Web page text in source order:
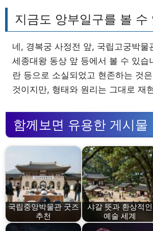
지금도 앙부일구를 볼 수
네, 경복궁 사정전 앞, 국립고궁박물
세종대왕 동상 앞 등에서 볼 수 있습
란 등으로 소실되었고 현존하는 것
것이지만, 형태와 원리는 그대로 재
함께보면 유용한 게시물
국립중앙박물관 굿즈
추천
샤갈 뜻과 환상적인
예술 세계